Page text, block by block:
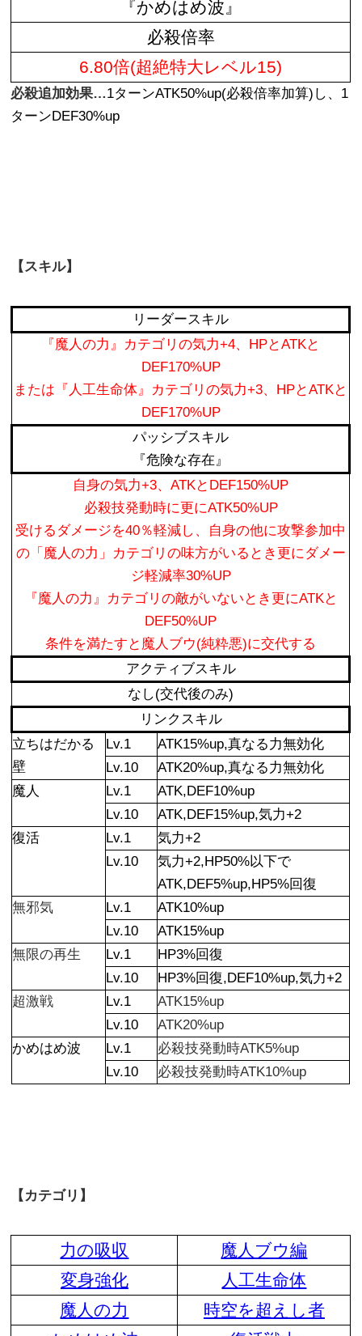
『かめはめ波』
必殺倍率
6.80倍(超絶特大レベル15)
必殺追加効果…1ターンATK50%up(必殺倍率加算)し、1
ターンDEF30%up
【スキル】
リーダースキル
『魔人の力』カテゴリの気力+4、HPとATKと
DEF170%UP
または『人工生命体』カテゴリの気力+3、HPとATKと
DEF170%UP
パッシブスキル
『危険な存在』
自身の気力+3、ATKとDEF150%UP
必殺技発動時に更にATK50%UP
受けるダメージを40％軽減し、自身の他に攻撃参加中
の「魔人の力」カテゴリの味方がいるとき更にダメー
ジ軽減率30%UP
『魔人の力』カテゴリの敵がいないとき更にATKと
DEF50%UP
条件を満たすと魔人ブウ(純粋悪)に交代する
アクティブスキル
なし(交代後のみ)
リンクスキル
立ちはだかる
壁
Lv.1
ATK15%up,真なる力無効化
Lv.10
ATK20%up,真なる力無効化
魔人
Lv.1
ATK,DEF10%up
Lv.10
ATK,DEF15%up,気力+2
復活
Lv.1
気力+2
Lv.10
気力+2,HP50%以下で
ATK,DEF5%up,HP5%回復
無邪気
Lv.1
ATK10%up
Lv.10
ATK15%up
無限の再生
Lv.1
HP3%回復
Lv.10
HP3%回復,DEF10%up,気力+2
超激戦
Lv.1
ATK15%up
Lv.10
ATK20%up
かめはめ波
Lv.1
必殺技発動時ATK5%up
Lv.10
必殺技発動時ATK10%up
【カテゴリ】
力の吸収
魔人ブウ編
変身強化
人工生命体
魔人の力
時空を超えし者